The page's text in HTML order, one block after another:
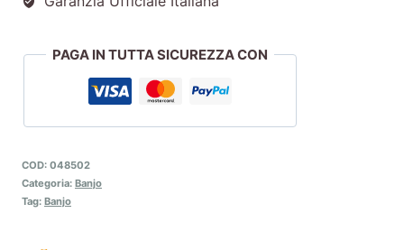
PAGA IN TUTTA SICUREZZA CON
COD: 048502
Categoria: Banjo
Tag: Banjo